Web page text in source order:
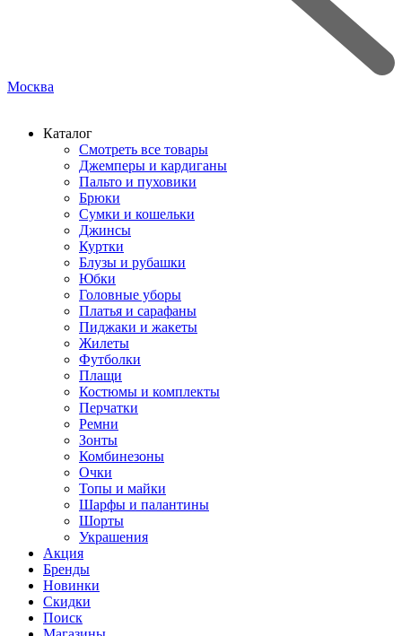
Москва
Каталог
Смотреть все товары
Джемперы и кардиганы
Пальто и пуховики
Брюки
Сумки и кошельки
Джинсы
Куртки
Блузы и рубашки
Юбки
Головные уборы
Платья и сарафаны
Пиджаки и жакеты
Жилеты
Футболки
Плащи
Костюмы и комплекты
Перчатки
Ремни
Зонты
Комбинезоны
Очки
Топы и майки
Шарфы и палантины
Шорты
Украшения
Акция
Бренды
Новинки
Скидки
Поиск